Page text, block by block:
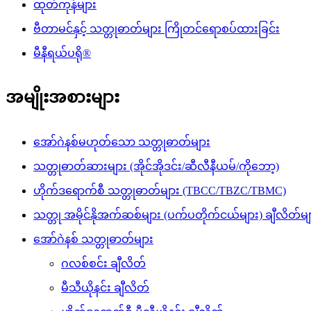
ထုတ်ကုန်များ
ဗီတာမင်နှင့် သတ္တုဓာတ်များ ကြိုတင်ရောစပ်ထားခြင်း
မီနီရယ်ပရို®
အမျိုးအစားများ
အော်ဂဲနစ်မဟုတ်သော သတ္တုဓာတ်များ
သတ္တုဓာတ်ဆားများ (အိုင်အိုဒင်း/ဆီလီနီယမ်/ကိုဘော့)
ဟိုက်ဒရောက်စီ သတ္တုဓာတ်များ (TBCC/TBZC/TBMC)
သတ္တု အမိုင်နိုအက်ဆစ်များ (ပက်ပတိုက်ငယ်များ) ချီလိတ်မျ
အော်ဂဲနစ် သတ္တုဓာတ်များ
ဂလစ်စင်း ချီလိတ်
မီသီယိုနင်း ချီလိတ်